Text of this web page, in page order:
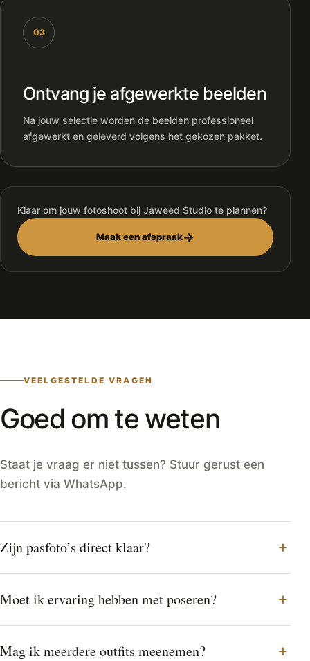
03
Ontvang je afgewerkte beelden
Na jouw selectie worden de beelden professioneel
afgewerkt en geleverd volgens het gekozen pakket.
Klaar om jouw fotoshoot bij Jaweed Studio te plannen?
Maak een afspraak→
VEELGESTELDE VRAGEN
Goed om te weten
Staat je vraag er niet tussen? Stuur gerust een
bericht via WhatsApp.
Zijn pasfoto’s direct klaar?
Moet ik ervaring hebben met poseren?
Mag ik meerdere outfits meenemen?